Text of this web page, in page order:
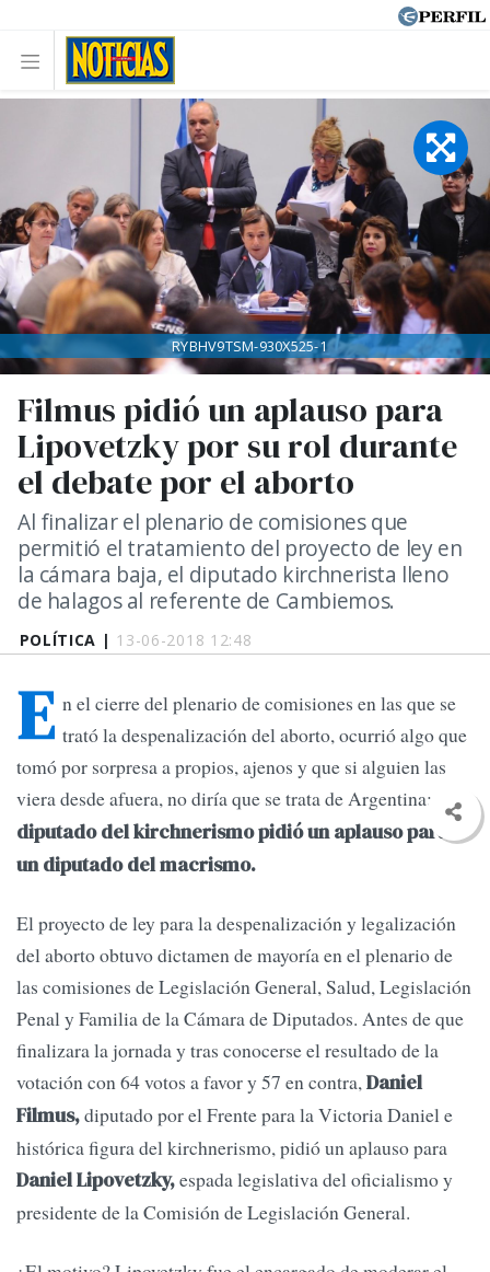
POLÍTICA | 13-06-2018 12:48
Filmus pidió un aplauso para
Lipovetzky por su rol durante
el debate por el aborto
Al finalizar el plenario de comisiones que
permitió el tratamiento del proyecto de ley en
la cámara baja, el diputado kirchnerista lleno
de halagos al referente de Cambiemos.
RYBHV9TSM-930X525-1
E n el cierre del plenario de comisiones en las que se
trató la despenalización del aborto, ocurrió algo que
tomó por sorpresa a propios, ajenos y que si alguien las
viera desde afuera, no diría que se trata de Argentina: un
diputado del kirchnerismo pidió un aplauso para
un diputado del macrismo.
El proyecto de ley para la despenalización y legalización
del aborto obtuvo dictamen de mayoría en el plenario de
las comisiones de Legislación General, Salud, Legislación
Penal y Familia de la Cámara de Diputados. Antes de que
finalizara la jornada y tras conocerse el resultado de la
votación con 64 votos a favor y 57 en contra,Daniel
Filmus,diputado por el Frente para la Victoria Daniel e
histórica figura del kirchnerismo, pidió un aplauso para
Daniel Lipovetzky,espada legislativa del oficialismo y
presidente de la Comisión de Legislación General.